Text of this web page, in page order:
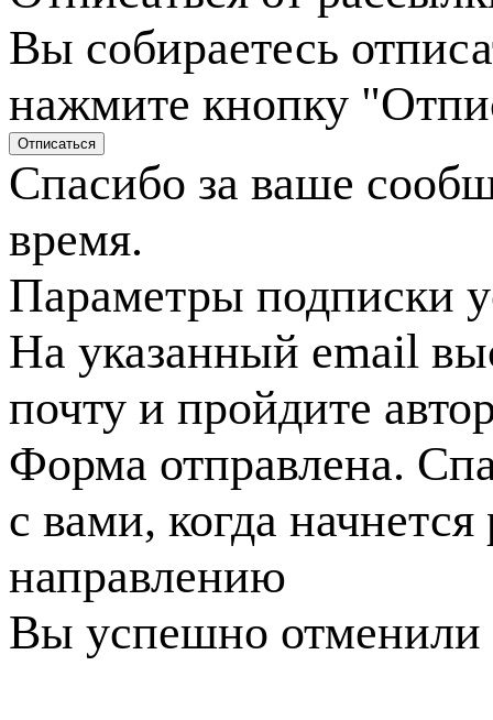
Вы собираетесь
нажмите кнопку
Спасибо за ваше
время.
Параметры подписки
На указанный email
почту и пройдите
Форма отправлена.
с вами, когда
направлению
Вы успешно отменили